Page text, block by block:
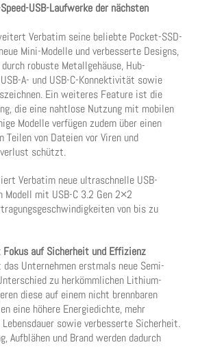
USB-Laufwerke der nächsten
Verbatim seine beliebte Pocket-SSD-
Mini-Modelle und verbesserte Designs,
robuste Metallgehäuse, Hub-
A- und USB-C-Konnektivität sowie
Ein weiteres Feature ist die
die eine nahtlose Nutzung mit mobilen
Modelle verfügen zudem über einen
Teilen von Dateien vor Viren und
schützt.
Verbatim neue ultraschnelle USB-
Modell mit USB-C 3.2 Gen 2×2
von bis zu
Fokus auf Sicherheit und Effizienz
Unternehmen erstmals neue Semi-
zu herkömmlichen Lithium-
diese auf einem nicht brennbaren
eine höhere Energiedichte, mehr
sowie verbesserte Sicherheit.
Aufblähen und Brand werden dadurch